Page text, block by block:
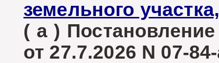
земельного
( а )
от 27.7.2026 N 07-